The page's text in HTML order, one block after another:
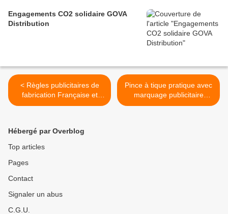
Engagements CO2 solidaire GOVA
Distribution
< Règles publicitaires de
fabrication Française et
Européenne
Pince à tique pratique avec
marquage publicitaire
GO98-16P8300G >
Hébergé par Overblog
Top articles
Pages
Contact
Signaler un abus
C.G.U.